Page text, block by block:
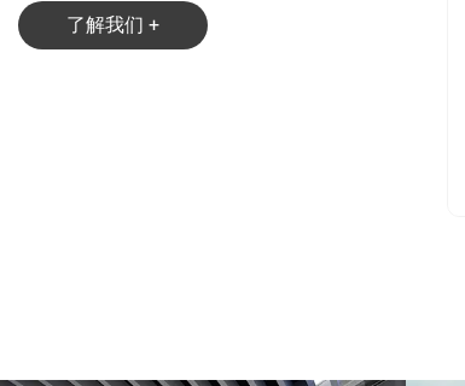
了解我们 +
合作实践：为能源转型贡献中国力量